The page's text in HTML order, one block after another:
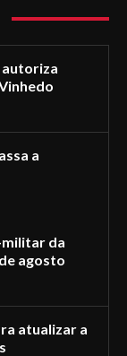
a
da
agosto
atualizar a